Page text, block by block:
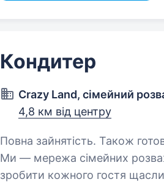
Кондитер
Crazy Land, сімейний
4,8 км від центру
Повна зайнятість. Також
Ми — мережа сімейних
зробити кожного гостя щасливіше! Долучайтесь до